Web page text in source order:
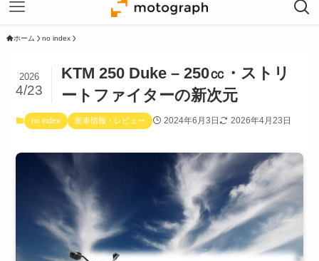
ホーム no index
KTM 250 Duke – 250㏄・ストリ
ートファイターの新次元
2026
4/23
no index 新車情報・レビュー 2024年6月3日 2026年4月23日